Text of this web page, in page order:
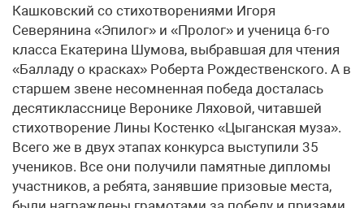
Кашковский со стихотворениями Игоря
Северянина «Эпилог» и «Пролог» и ученица 6-го
класса Екатерина Шумова, выбравшая для чтения
«Балладу о красках» Роберта Рождественского. А в
старшем звене несомненная победа досталась
десятикласснице Веронике Ляховой, читавшей
стихотворение Лины Костенко «Цыганская муза».
Всего же в двух этапах конкурса выступили 35
учеников. Все они получили памятные дипломы
участников, а ребята, занявшие призовые места,